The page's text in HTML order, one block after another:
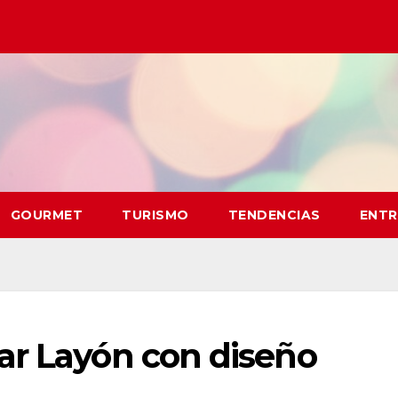
GOURMET TURISMO TENDENCIAS
Layón con diseño